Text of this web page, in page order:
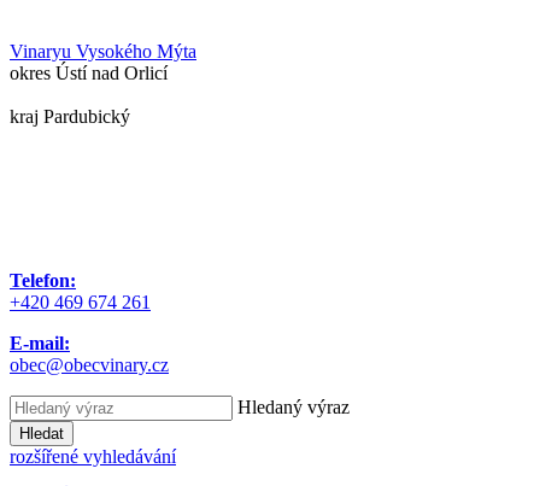
Vinaryu Vysokého Mýta
okres Ústí nad Orlicí
kraj Pardubický
Telefon:
+420 469 674 261
E-mail:
obec@obecvinary.cz
Hledaný výraz
Hledat
rozšířené vyhledávání